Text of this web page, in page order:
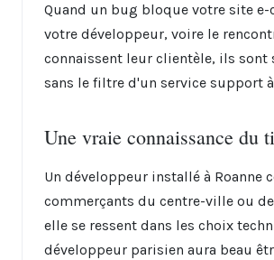
Quand un bug bloque votre site
votre développeur, voire le
connaissent leur clientèle, ils
sans le filtre d'un service support
Une vraie connaissance du
Un développeur installé à Roanne
commerçants du centre-ville ou
elle se ressent dans les choix
développeur parisien aura beau